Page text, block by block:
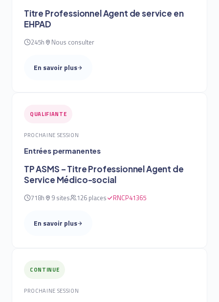
Titre Professionnel Agent de service en
EHPAD
245h Nous consulter
En savoir plus
QUALIFIANTE
PROCHAINE SESSION
Entrées permanentes
TP ASMS – Titre Professionnel Agent de
Service Médico-social
718h 9 sites 126 places RNCP41365
En savoir plus
CONTINUE
PROCHAINE SESSION